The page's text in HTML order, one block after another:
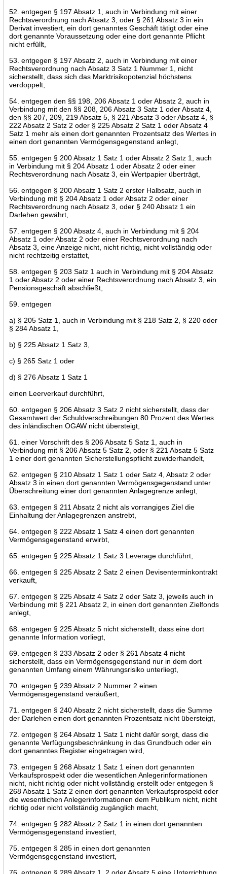
52. entgegen § 197 Absatz 1, auch in Verbindung mit einer
Rechtsverordnung nach Absatz 3, oder § 261 Absatz 3 in ein
Derivat investiert, ein dort genanntes Geschäft tätigt oder eine
dort genannte Voraussetzung oder eine dort genannte Pflicht
nicht erfüllt,
53. entgegen § 197 Absatz 2, auch in Verbindung mit einer
Rechtsverordnung nach Absatz 3 Satz 1 Nummer 1, nicht
sicherstellt, dass sich das Marktrisikopotenzial höchstens
verdoppelt,
54. entgegen den §§ 198, 206 Absatz 1 oder Absatz 2, auch in
Verbindung mit den §§ 208, 206 Absatz 3 Satz 1 oder Absatz 4,
den §§ 207, 209, 219 Absatz 5, § 221 Absatz 3 oder Absatz 4, §
222 Absatz 2 Satz 2 oder § 225 Absatz 2 Satz 1 oder Absatz 4
Satz 1 mehr als einen dort genannten Prozentsatz des Wertes in
einen dort genannten Vermögensgegenstand anlegt,
55. entgegen § 200 Absatz 1 Satz 1 oder Absatz 2 Satz 1, auch
in Verbindung mit § 204 Absatz 1 oder Absatz 2 oder einer
Rechtsverordnung nach Absatz 3, ein Wertpapier überträgt,
56. entgegen § 200 Absatz 1 Satz 2 erster Halbsatz, auch in
Verbindung mit § 204 Absatz 1 oder Absatz 2 oder einer
Rechtsverordnung nach Absatz 3, oder § 240 Absatz 1 ein
Darlehen gewährt,
57. entgegen § 200 Absatz 4, auch in Verbindung mit § 204
Absatz 1 oder Absatz 2 oder einer Rechtsverordnung nach
Absatz 3, eine Anzeige nicht, nicht richtig, nicht vollständig oder
nicht rechtzeitig erstattet,
58. entgegen § 203 Satz 1 auch in Verbindung mit § 204 Absatz
1 oder Absatz 2 oder einer Rechtsverordnung nach Absatz 3, ein
Pensionsgeschäft abschließt,
59. entgegen
a) § 205 Satz 1, auch in Verbindung mit § 218 Satz 2, § 220 oder
§ 284 Absatz 1,
b) § 225 Absatz 1 Satz 3,
c) § 265 Satz 1 oder
d) § 276 Absatz 1 Satz 1
einen Leerverkauf durchführt,
60. entgegen § 206 Absatz 3 Satz 2 nicht sicherstellt, dass der
Gesamtwert der Schuldverschreibungen 80 Prozent des Wertes
des inländischen OGAW nicht übersteigt,
61. einer Vorschrift des § 206 Absatz 5 Satz 1, auch in
Verbindung mit § 206 Absatz 5 Satz 2, oder § 221 Absatz 5 Satz
1 einer dort genannten Sicherstellungspflicht zuwiderhandelt,
62. entgegen § 210 Absatz 1 Satz 1 oder Satz 4, Absatz 2 oder
Absatz 3 in einen dort genannten Vermögensgegenstand unter
Überschreitung einer dort genannten Anlagegrenze anlegt,
63. entgegen § 211 Absatz 2 nicht als vorrangiges Ziel die
Einhaltung der Anlagegrenzen anstrebt,
64. entgegen § 222 Absatz 1 Satz 4 einen dort genannten
Vermögensgegenstand erwirbt,
65. entgegen § 225 Absatz 1 Satz 3 Leverage durchführt,
66. entgegen § 225 Absatz 2 Satz 2 einen Devisenterminkontrakt
verkauft,
67. entgegen § 225 Absatz 4 Satz 2 oder Satz 3, jeweils auch in
Verbindung mit § 221 Absatz 2, in einen dort genannten Zielfonds
anlegt,
68. entgegen § 225 Absatz 5 nicht sicherstellt, dass eine dort
genannte Information vorliegt,
69. entgegen § 233 Absatz 2 oder § 261 Absatz 4 nicht
sicherstellt, dass ein Vermögensgegenstand nur in dem dort
genannten Umfang einem Währungsrisiko unterliegt,
70. entgegen § 239 Absatz 2 Nummer 2 einen
Vermögensgegenstand veräußert,
71. entgegen § 240 Absatz 2 nicht sicherstellt, dass die Summe
der Darlehen einen dort genannten Prozentsatz nicht übersteigt,
72. entgegen § 264 Absatz 1 Satz 1 nicht dafür sorgt, dass die
genannte Verfügungsbeschränkung in das Grundbuch oder ein
dort genanntes Register eingetragen wird,
73. entgegen § 268 Absatz 1 Satz 1 einen dort genannten
Verkaufsprospekt oder die wesentlichen Anlegerinformationen
nicht, nicht richtig oder nicht vollständig erstellt oder entgegen §
268 Absatz 1 Satz 2 einen dort genannten Verkaufsprospekt oder
die wesentlichen Anlegerinformationen dem Publikum nicht, nicht
richtig oder nicht vollständig zugänglich macht,
74. entgegen § 282 Absatz 2 Satz 1 in einen dort genannten
Vermögensgegenstand investiert,
75. entgegen § 285 in einen dort genannten
Vermögensgegenstand investiert,
76. entgegen § 289 Absatz 1, 2 oder Absatz 5 eine Unterrichtung,